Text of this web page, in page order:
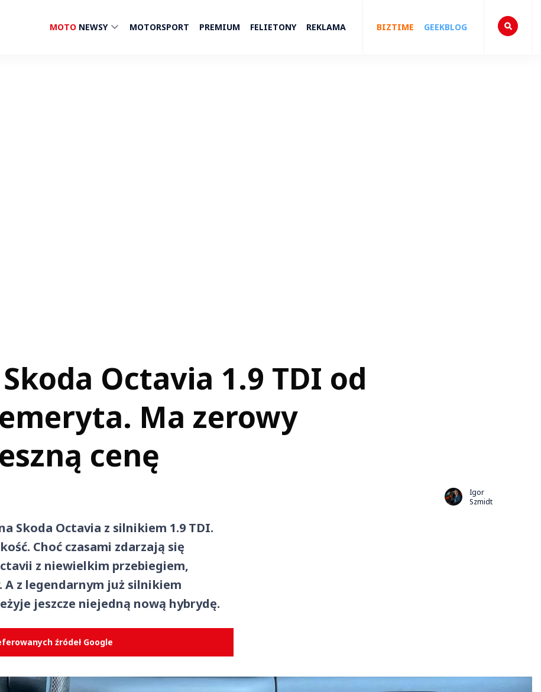
MOTO NEWSY MOTORSPORT PREMIUM FELIETONY REKLAMA BIZTIME GEEKBLOG
Octavia 1.9 TDI od
Ma zerowy
cenę
Igor
Szmidt
Skoda Octavia z silnikiem 1.9 TDI.
Choć czasami zdarzają się
z niewielkim przebiegiem,
z legendarnym już silnikiem
jeszcze niejedną nową hybrydę.
źródeł Google